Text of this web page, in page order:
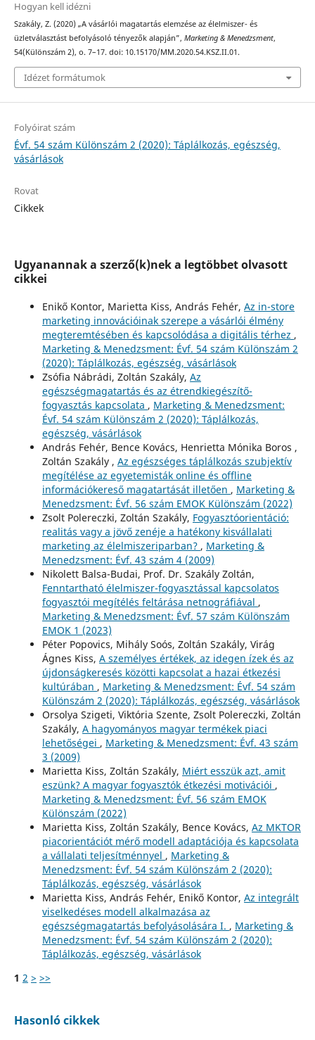
Hogyan kell idézni
Szakály, Z. (2020) „A vásárlói magatartás elemzése az élelmiszer- és
üzletválasztást befolyásoló tényezők alapján”, Marketing & Menedzsment,
54(Különszám 2), o. 7–17. doi: 10.15170/MM.2020.54.KSZ.II.01.
Idézet formátumok
Folyóirat szám
Évf. 54 szám Különszám 2 (2020): Táplálkozás, egészség,
vásárlások
Rovat
Cikkek
Ugyanannak a szerző(k)nek a legtöbbet olvasott
cikkei
Enikő Kontor, Marietta Kiss, András Fehér, Az in-store
marketing innovációinak szerepe a vásárlói élmény
megteremtésében és kapcsolódása a digitális térhez ,
Marketing & Menedzsment: Évf. 54 szám Különszám 2
(2020): Táplálkozás, egészség, vásárlások
Zsófia Nábrádi, Zoltán Szakály, Az
egészségmagatartás és az étrendkiegészítő-
fogyasztás kapcsolata , Marketing & Menedzsment:
Évf. 54 szám Különszám 2 (2020): Táplálkozás,
egészség, vásárlások
András Fehér, Bence Kovács, Henrietta Mónika Boros ,
Zoltán Szakály , Az egészséges táplálkozás szubjektív
megítélése az egyetemisták online és offline
információkereső magatartását illetően , Marketing &
Menedzsment: Évf. 56 szám EMOK Különszám (2022)
Zsolt Polereczki, Zoltán Szakály, Fogyasztóorientáció:
realitás vagy a jövő zenéje a hatékony kisvállalati
marketing az élelmiszeriparban? , Marketing &
Menedzsment: Évf. 43 szám 4 (2009)
Nikolett Balsa-Budai, Prof. Dr. Szakály Zoltán,
Fenntartható élelmiszer-fogyasztással kapcsolatos
fogyasztói megítélés feltárása netnográfiával ,
Marketing & Menedzsment: Évf. 57 szám Különszám
EMOK 1 (2023)
Péter Popovics, Mihály Soós, Zoltán Szakály, Virág
Ágnes Kiss, A személyes értékek, az idegen ízek és az
újdonságkeresés közötti kapcsolat a hazai étkezési
kultúrában , Marketing & Menedzsment: Évf. 54 szám
Különszám 2 (2020): Táplálkozás, egészség, vásárlások
Orsolya Szigeti, Viktória Szente, Zsolt Polereczki, Zoltán
Szakály, A hagyományos magyar termékek piaci
lehetőségei , Marketing & Menedzsment: Évf. 43 szám
3 (2009)
Marietta Kiss, Zoltán Szakály, Miért esszük azt, amit
eszünk? A magyar fogyasztók étkezési motivációi ,
Marketing & Menedzsment: Évf. 56 szám EMOK
Különszám (2022)
Marietta Kiss, Zoltán Szakály, Bence Kovács, Az MKTOR
piacorientációt mérő modell adaptációja és kapcsolata
a vállalati teljesítménnyel , Marketing &
Menedzsment: Évf. 54 szám Különszám 2 (2020):
Táplálkozás, egészség, vásárlások
Marietta Kiss, András Fehér, Enikő Kontor, Az integrált
viselkedéses modell alkalmazása az
egészségmagatartás befolyásolására I. , Marketing &
Menedzsment: Évf. 54 szám Különszám 2 (2020):
Táplálkozás, egészség, vásárlások
1 2 > >>
Hasonló cikkek